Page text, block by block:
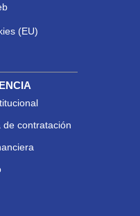
(EU)
contratación